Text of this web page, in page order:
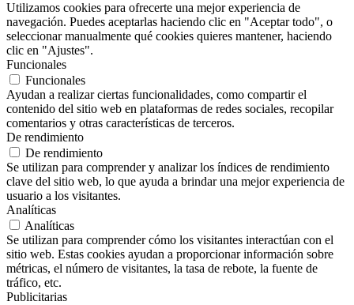
Utilizamos cookies para ofrecerte una mejor experiencia de
navegación. Puedes aceptarlas haciendo clic en "Aceptar todo", o
seleccionar manualmente qué cookies quieres mantener, haciendo
clic en "Ajustes".
Funcionales
Funcionales
Ayudan a realizar ciertas funcionalidades, como compartir el
contenido del sitio web en plataformas de redes sociales, recopilar
comentarios y otras características de terceros.
De rendimiento
De rendimiento
Se utilizan para comprender y analizar los índices de rendimiento
clave del sitio web, lo que ayuda a brindar una mejor experiencia de
usuario a los visitantes.
Analíticas
Analíticas
Se utilizan para comprender cómo los visitantes interactúan con el
sitio web. Estas cookies ayudan a proporcionar información sobre
métricas, el número de visitantes, la tasa de rebote, la fuente de
tráfico, etc.
Publicitarias